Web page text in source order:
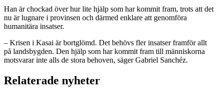
Han är chockad över hur lite hjälp som har kommit fram, trots att det
nu är lugnare i provinsen och därmed enklare att genomföra
humanitära insatser.
– Krisen i Kasai är bortglömd. Det behövs fler insatser framför allt
på landsbygden. Den hjälp som har kommit fram till människorna
motsvarar inte alls de stora behoven, säger Gabriel Sanchéz.
Relaterade nyheter